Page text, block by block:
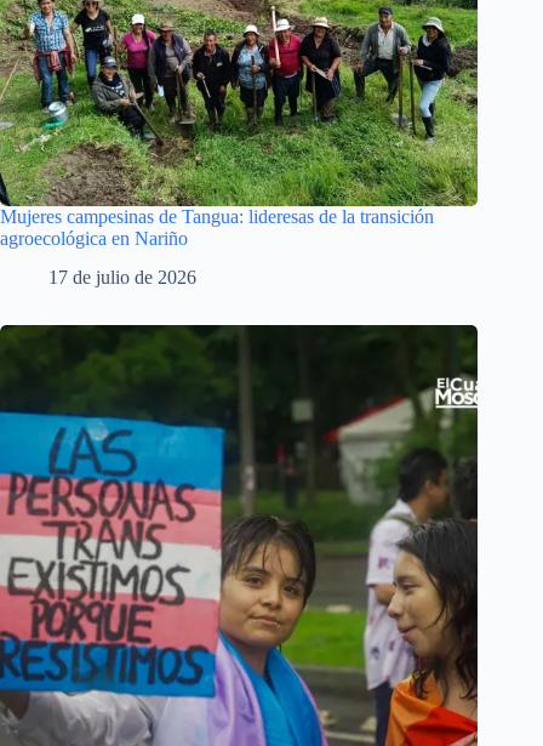
Mujeres campesinas de Tangua: lideresas de la transición
agroecológica en Nariño
17 de julio de 2026